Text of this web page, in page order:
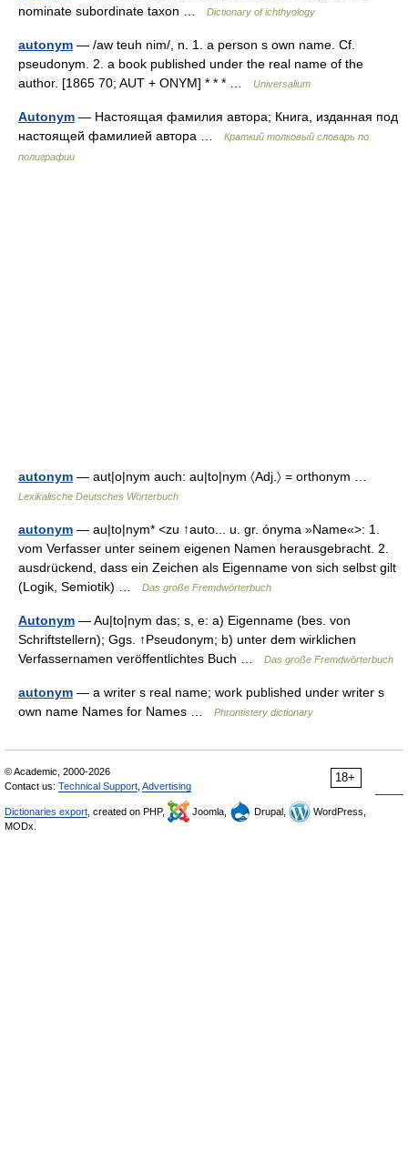
nominate subordinate taxon …
Dictionary of ichthyology
autonym — /aw teuh nim/, n. 1. a person s own name. Cf.
pseudonym. 2. a book published under the real name of the
author. [1865 70; AUT + ONYM] * * * …
Universalium
Autonym — Настоящая фамилия автора; Книга, изданная под
настоящей фамилией автора …
Краткий толковый словарь по
полиграфии
autonym — aut|o|nym auch: au|to|nym 〈Adj.〉 = orthonym …
Lexikalische Deutsches Wörterbuch
autonym — au|to|nym* <zu ↑auto... u. gr. ónyma »Name«>: 1.
vom Verfasser unter seinem eigenen Namen herausgebracht. 2.
ausdrückend, dass ein Zeichen als Eigenname von sich selbst gilt
(Logik, Semiotik) …
Das große Fremdwörterbuch
Autonym — Au|to|nym das; s, e: a) Eigenname (bes. von
Schriftstellern); Ggs. ↑Pseudonym; b) unter dem wirklichen
Verfassernamen veröffentlichtes Buch …
Das große Fremdwörterbuch
autonym — a writer s real name; work published under writer s
own name Names for Names …
Phrontistery dictionary
18+
© Academic, 2000-2026
Contact us: Technical Support Advertising
Dictionaries export , created on PHP, Joomla, Drupal,
WordPress,
MODx.